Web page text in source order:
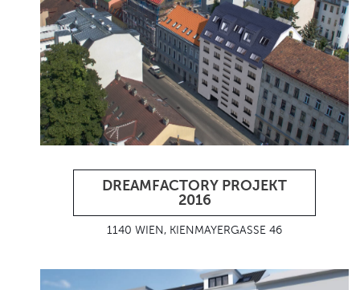
DREAMFACTORY PROJEKT
2016
1140 WIEN, KIENMAYERGASSE 46